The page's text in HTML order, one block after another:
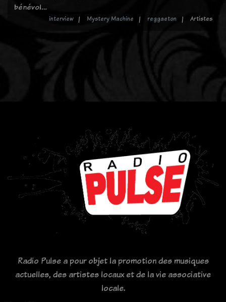
bénévol…
interview Mystery Machine reggaeton Artistes
Radio Pulse a pour objet la promotion des musiques
actuelles, des artistes locaux et de la vie associative
locale.